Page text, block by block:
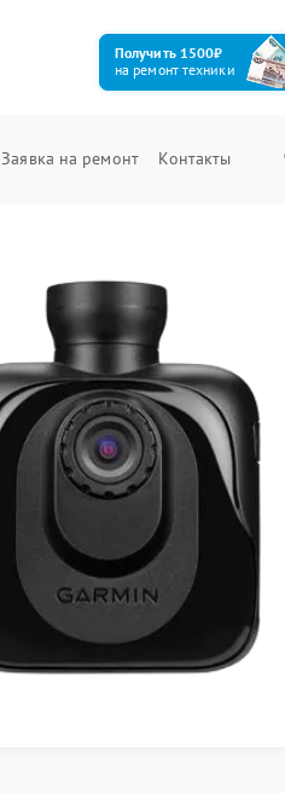
Получить 1500₽
на ремонт техники
Заявка на ремонт Контакты